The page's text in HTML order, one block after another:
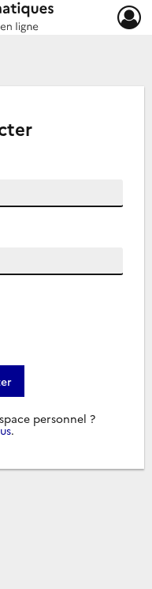
personnel ?
.